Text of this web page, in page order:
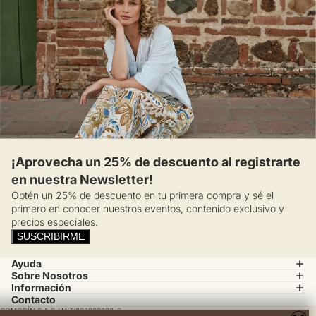
¡Aprovecha un 25% de descuento al registrarte
en nuestra Newsletter!
Obtén un 25% de descuento en tu primera compra y sé el
primero en conocer nuestros eventos, contenido exclusivo y
precios especiales.
SUSCRIBIRME
Ayuda
Sobre Nosotros
Información
Contacto
COMODÍN S.A.S / NIT:800069933-6